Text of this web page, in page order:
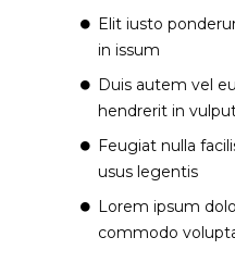
Elit iusto
in issum
Duis autem vel
hendrerit in
Feugiat nulla
usus legentis
Lorem ipsum
commodo